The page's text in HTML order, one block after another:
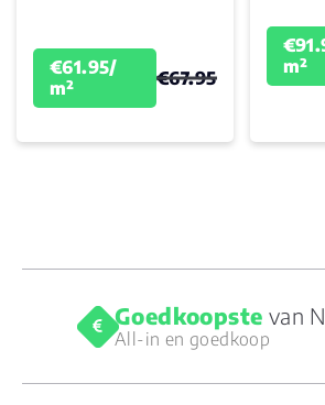
€61.95/
m²
€67.95
m²
Goedkoopste van
All-in en goedkoop